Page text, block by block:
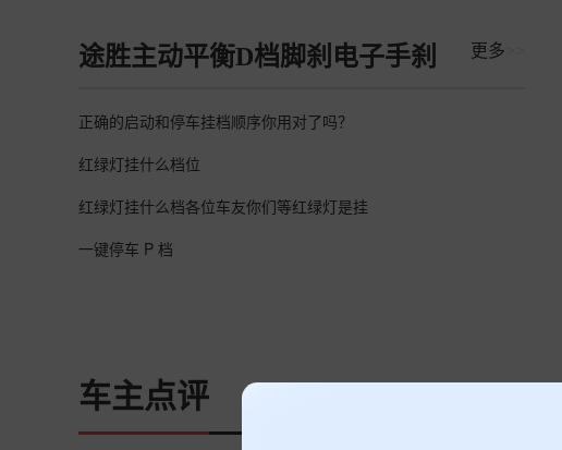
途胜主动平衡D档脚刹电子手刹 更多
正确的启动和停车挂档顺序你用对了吗？
红绿灯挂什么档位
红绿灯挂什么档各位车友你们等红绿灯是挂
一键停车 P 档
车主点评